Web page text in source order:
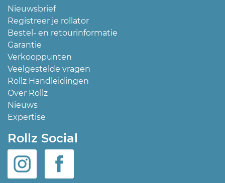
Nieuwsbrief
Registreer je rollator
Bestel- en retourinformatie
Garantie
Verkooppunten
Veelgestelde vragen
Rollz Handleidingen
Over Rollz
Nieuws
Expertise
Rollz Social